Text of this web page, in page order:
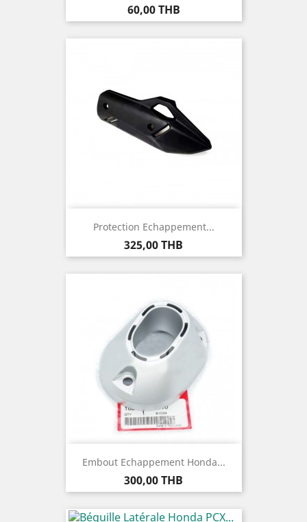
Prix
60,00 THB
Protection Echappement...
Prix
325,00 THB
Embout Echappement Honda...
Prix
300,00 THB